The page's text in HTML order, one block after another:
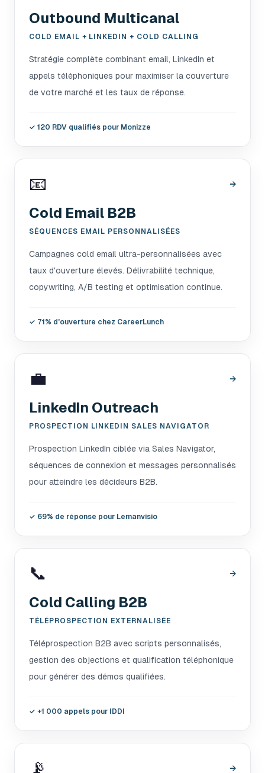
Outbound Multicanal
COLD EMAIL + LINKEDIN + COLD CALLING
Stratégie complète combinant email, LinkedIn et
appels téléphoniques pour maximiser la couverture
de votre marché et les taux de réponse.
✓ 120 RDV qualifiés pour Monizze
📧 →
Cold Email B2B
SÉQUENCES EMAIL PERSONNALISÉES
Campagnes cold email ultra-personnalisées avec
taux d'ouverture élevés. Délivrabilité technique,
copywriting, A/B testing et optimisation continue.
✓ 71% d'ouverture chez CareerLunch
💼 →
LinkedIn Outreach
PROSPECTION LINKEDIN SALES NAVIGATOR
Prospection LinkedIn ciblée via Sales Navigator,
séquences de connexion et messages personnalisés
pour atteindre les décideurs B2B.
✓ 69% de réponse pour Lemanvisio
📞 →
Cold Calling B2B
TÉLÉPROSPECTION EXTERNALISÉE
Téléprospection B2B avec scripts personnalisés,
gestion des objections et qualification téléphonique
pour générer des démos qualifiées.
✓ +1 000 appels pour IDDI
📡 →